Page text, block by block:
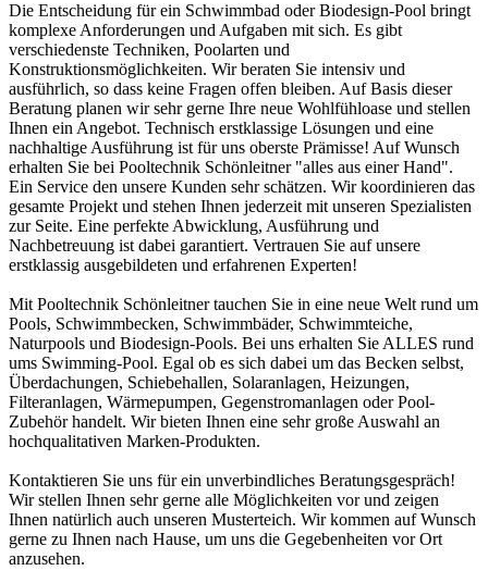
Die Entscheidung für ein Schwimmbad oder Biodesign-Pool bringt
komplexe Anforderungen und Aufgaben mit sich. Es gibt
verschiedenste Techniken, Poolarten und
Konstruktionsmöglichkeiten. Wir beraten Sie intensiv und
ausführlich, so dass keine Fragen offen bleiben. Auf Basis dieser
Beratung planen wir sehr gerne Ihre neue Wohlfühloase und stellen
Ihnen ein Angebot. Technisch erstklassige Lösungen und eine
nachhaltige Ausführung ist für uns oberste Prämisse! Auf Wunsch
erhalten Sie bei Pooltechnik Schönleitner "alles aus einer Hand".
Ein Service den unsere Kunden sehr schätzen. Wir koordinieren das
gesamte Projekt und stehen Ihnen jederzeit mit unseren Spezialisten
zur Seite. Eine perfekte Abwicklung, Ausführung und
Nachbetreuung ist dabei garantiert. Vertrauen Sie auf unsere
erstklassig ausgebildeten und erfahrenen Experten!
Mit Pooltechnik Schönleitner tauchen Sie in eine neue Welt rund um
Pools, Schwimmbecken, Schwimmbäder, Schwimmteiche,
Naturpools und Biodesign-Pools. Bei uns erhalten Sie ALLES rund
ums Swimming-Pool. Egal ob es sich dabei um das Becken selbst,
Überdachungen, Schiebehallen, Solaranlagen, Heizungen,
Filteranlagen, Wärmepumpen, Gegenstromanlagen oder Pool-
Zubehör handelt. Wir bieten Ihnen eine sehr große Auswahl an
hochqualitativen Marken-Produkten.
Kontaktieren Sie uns für ein unverbindliches Beratungsgespräch!
Wir stellen Ihnen sehr gerne alle Möglichkeiten vor und zeigen
Ihnen natürlich auch unseren Musterteich. Wir kommen auf Wunsch
gerne zu Ihnen nach Hause, um uns die Gegebenheiten vor Ort
anzusehen.